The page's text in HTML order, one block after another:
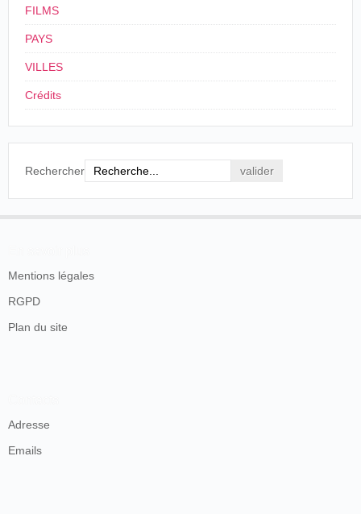
FILMS
PAYS
VILLES
Crédits
Rechercher
Mentions légales
RGPD
Plan du site
Adresse
Emails